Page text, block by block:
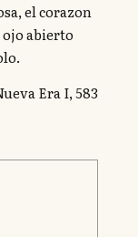
el corazon
ojo abierto
Era I, 583